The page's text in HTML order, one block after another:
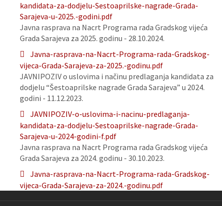
kandidata-za-dodjelu-Sestoaprilske-nagrade-Grada-
Sarajeva-u-2025.-godini.pdf
Javna rasprava na Nacrt Programa rada Gradskog vijeća
Grada Sarajeva za 2025. godinu - 28.10.2024.
Javna-rasprava-na-Nacrt-Programa-rada-Gradskog-
vijeca-Grada-Sarajeva-za-2025.-godinu.pdf
JAVNIPOZIV o uslovima i načinu predlaganja kandidata za
dodjelu “Šestoaprilske nagrade Grada Sarajeva” u 2024.
godini - 11.12.2023.
JAVNIPOZIV-o-uslovima-i-nacinu-predlaganja-
kandidata-za-dodjelu-Sestoaprilske-nagrade-Grada-
Sarajeva-u-2024-godini-f.pdf
Javna rasprava na Nacrt Programa rada Gradskog vijeća
Grada Sarajeva za 2024. godinu - 30.10.2023.
Javna-rasprava-na-Nacrt-Programa-rada-Gradskog-
vijeca-Grada-Sarajeva-za-2024.-godinu.pdf